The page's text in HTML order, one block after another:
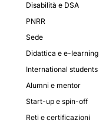
Disabilità e DSA
PNRR
Sede
Didattica e e-learning
International students
Alumni e mentor
Start-up e spin-off
Reti e certificazioni